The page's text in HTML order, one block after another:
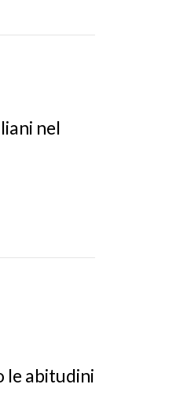
nel
le abitudini